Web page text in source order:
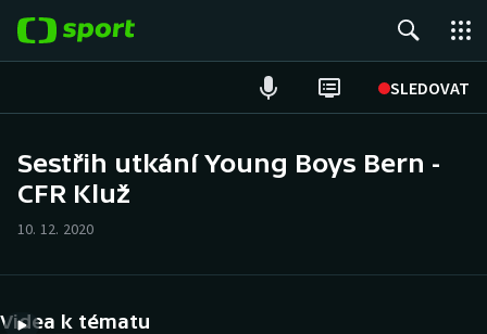
SLEDOVAT
Hokej
Sestřih utkání Young Boys Bern -
CFR Kluž
10. 12. 2020
Videa k tématu